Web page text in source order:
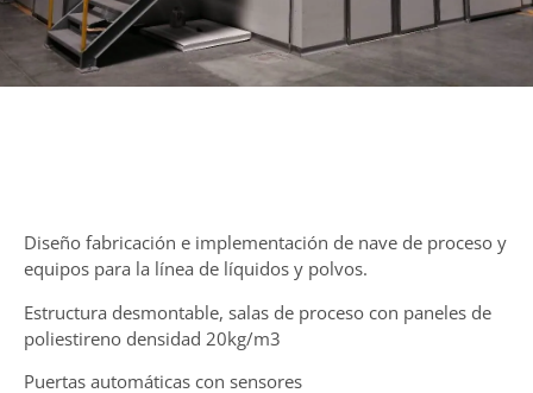
Diseño fabricación e implementación de nave de proceso y
equipos para la línea de líquidos y polvos.
Estructura desmontable, salas de proceso con paneles de
poliestireno densidad 20kg/m3
Puertas automáticas con sensores